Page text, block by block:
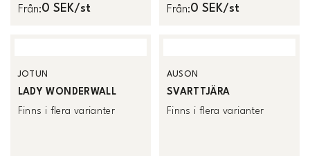
Från:0 SEK/st Från:0 SEK/st
JOTUN
LADY WONDERWALL
Finns i flera varianter
AUSON
SVARTTJÄRA
Finns i flera varianter